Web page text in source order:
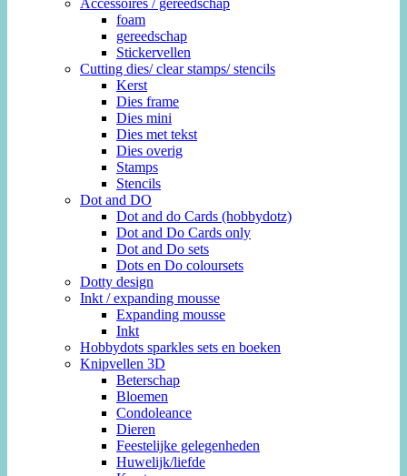
foam
gereedschap
Stickervellen
Cutting dies/ clear stamps/ stencils
Kerst
Dies frame
Dies mini
Dies met tekst
Dies overig
Stamps
Stencils
Dot and DO
Dot and do Cards (hobbydotz)
Dot and Do Cards only
Dot and Do sets
Dots en Do coloursets
Dotty design
Inkt / expanding mousse
Expanding mousse
Inkt
Hobbydots sparkles sets en boeken
Knipvellen 3D
Beterschap
Bloemen
Condoleance
Dieren
Feestelijke gelegenheden
Huwelijk/liefde